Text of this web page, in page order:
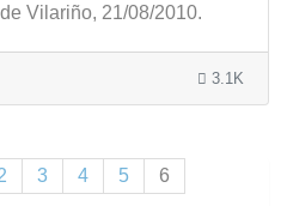
Vilariño, 21/08/2010.
3.1K
3 4 5
6